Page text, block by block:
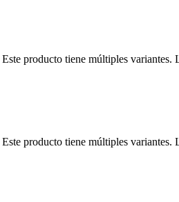
Este producto tiene múltiples variantes.
Este producto tiene múltiples variantes.